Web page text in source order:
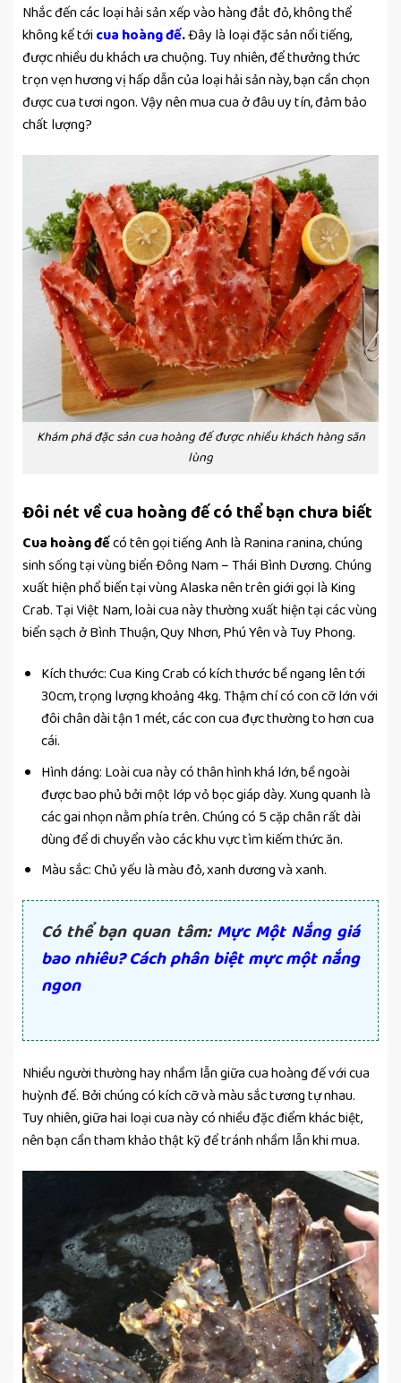
Nhắc đến các loại hải sản xếp vào hàng đắt đỏ, không thể
không kể tớicua hoàng đế.Đây là loại đặc sản nổi tiếng,
được nhiều du khách ưa chuộng. Tuy nhiên, để thưởng thức
trọn vẹn hương vị hấp dẫn của loại hải sản này, bạn cần chọn
được cua tươi ngon. Vậy nên mua cua ở đâu uy tín, đảm bảo
chất lượng?
Khám phá đặc sản cua hoàng đế được nhiều khách hàng săn
lùng
Đôi nét về cua hoàng đế có thể bạn chưa biết
Cua hoàng đếcó tên gọi tiếng Anh là Ranina ranina, chúng
sinh sống tại vùng biển Đông Nam – Thái Bình Dương. Chúng
xuất hiện phổ biến tại vùng Alaska nên trên giới gọi là King
Crab. Tại Việt Nam, loài cua này thường xuất hiện tại các vùng
biển sạch ở Bình Thuận, Quy Nhơn, Phú Yên và Tuy Phong.
Kích thước: Cua King Crab có kích thước bề ngang lên tới
30cm, trọng lượng khoảng 4kg. Thậm chí có con cỡ lớn với
đôi chân dài tận 1 mét, các con cua đực thường to hơn cua
cái.
Hình dáng: Loài cua này có thân hình khá lớn, bề ngoài
được bao phủ bởi một lớp vỏ bọc giáp dày. Xung quanh là
các gai nhọn nằm phía trên. Chúng có 5 cặp chân rất dài
dùng để di chuyển vào các khu vực tìm kiếm thức ăn.
Màu sắc: Chủ yếu là màu đỏ, xanh dương và xanh.
Có thể bạn quan tâm:Mực Một Nắng giá
bao nhiêu? Cách phân biệt mực một nắng
ngon
Nhiều người thường hay nhầm lẫn giữa cua hoàng đế với cua
huỳnh đế. Bởi chúng có kích cỡ và màu sắc tương tự nhau.
Tuy nhiên, giữa hai loại cua này có nhiều đặc điểm khác biệt,
nên bạn cần tham khảo thật kỹ để tránh nhầm lẫn khi mua.